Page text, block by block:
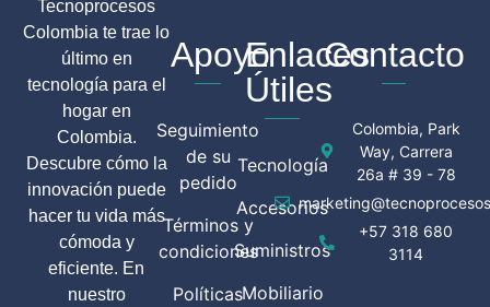
Tecnoprocesos
Colombia te trae lo
último en
tecnología para el
hogar en
Colombia.
Descubre cómo la
innovación puede
hacer tu vida más
cómoda y
eficiente. En
nuestro
Apoyo
Seguimiento
de su
pedido
Términos y
condiciones
Políticas
Enlaces
Útiles
Tecnología
Accesorios
Suministros
Mobiliario
Contacto
Colombia, Park
Way, Carrera
26a # 39 - 78
+57 318 680
3114